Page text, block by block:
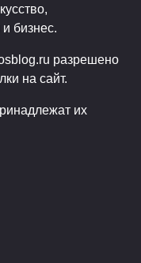
бизнес.
разрешено
на сайт.
их